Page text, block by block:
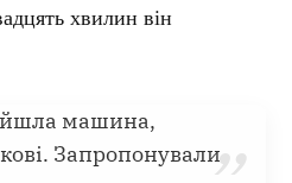
хвилин він
машина,
Запропонували